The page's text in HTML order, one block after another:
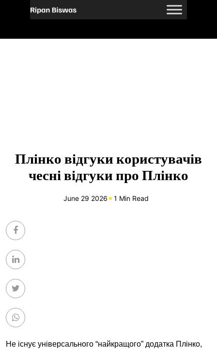
Плінко відгуки користувачів
чесні відгуки про Плінко
June 29 2026 1 Min Read
Не існує універсального “найкращого” додатка Плінко,